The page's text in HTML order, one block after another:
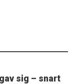
sig – snart